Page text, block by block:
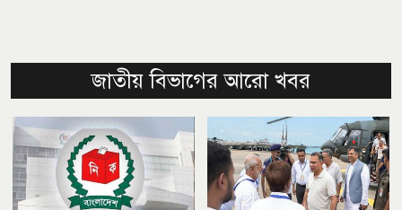
জাতীয় বিভাগের আরো খবর